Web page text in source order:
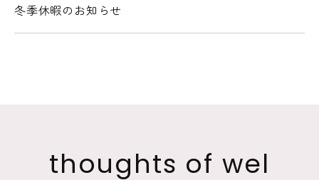
冬季休暇のお知らせ
thoughts of wel